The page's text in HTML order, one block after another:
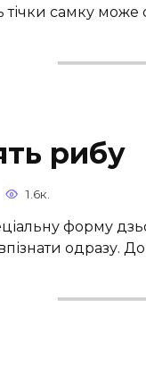
самку може
рибу
1.6к.
форму
одразу.